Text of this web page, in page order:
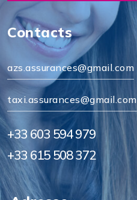
Contacts
azs.assurances@gmail.com
taxi.assurances@gmail.com
+33 603 594 979
+33 615 508 372